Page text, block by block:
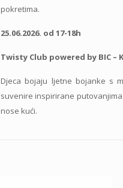
pokretima.
25.06.2026. od 17-18h
Twisty Club powered by BIC
Djeca bojaju ljetne bojanke s
suvenire inspirirane
nose kući.